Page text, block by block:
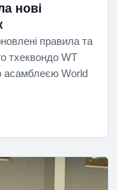
нові
правила та
тхеквондо WT
асамблеєю World